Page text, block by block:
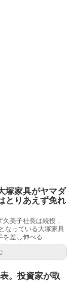
塚家具がヤマダ
とりあえず免れ
美子社長は続投，
なっている大塚家具
を差し伸べる...
。投資家が取